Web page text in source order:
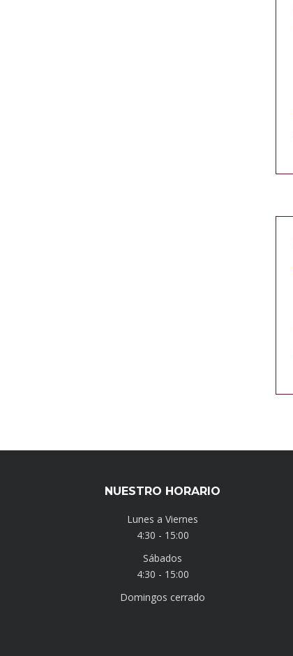
NUESTRO HORARIO
Lunes a Viernes
4:30 - 15:00
Sábados
4:30 - 15:00
Domingos cerrado